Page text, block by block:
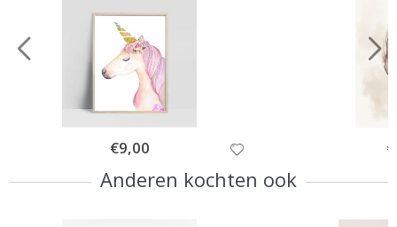
Special
Price
€9,00
Anderen kochten ook